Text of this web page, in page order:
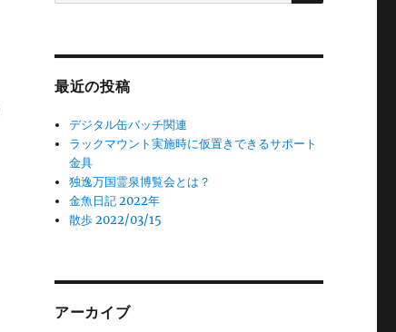
最近の投稿
デジタル缶バッチ関連
ラックマウント実施時に仮置きできるサポート
金具
独逸万国霊泉博覧会とは？
金魚日記 2022年
散歩 2022/03/15
アーカイブ